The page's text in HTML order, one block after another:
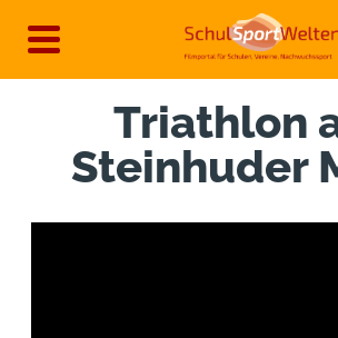
zum
Triathlon
Steinhuder